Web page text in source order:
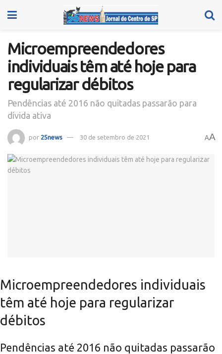
Microempreendedores
individuais têm até hoje para
regularizar débitos
Pendências até 2016 não quitadas passarão para
dívida ativa
por 25news 30 de setembro de 2021 AA
Microempreendedores individuais
têm até hoje para regularizar
débitos
Pendências até 2016 não quitadas passarão